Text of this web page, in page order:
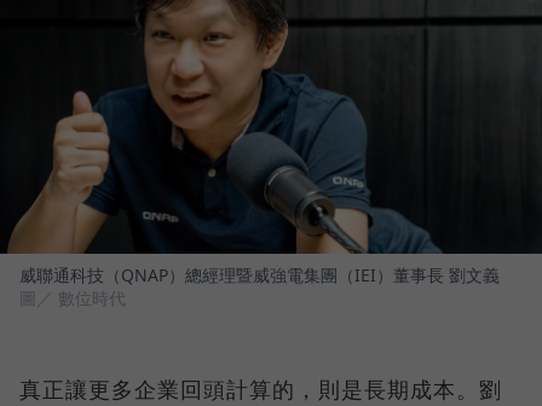
威聯通科技（QNAP）總經理暨威強電集團（IEI）董事長 劉文義
圖／ 數位時代
真正讓更多企業回頭計算的，則是長期成本。劉